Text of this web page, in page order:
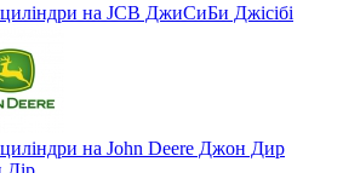
на JCB ДжиСиБи Джісібі
на John Deere Джон Дир